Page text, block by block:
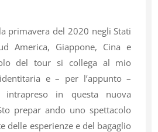
primavera del 2020 negli Stati
America, Giappone, Cina e
del tour si collega al mio
e – per l’appunto –
intrapreso in questa nuova
prepar ando uno spettacolo
delle esperienze e del bagaglio